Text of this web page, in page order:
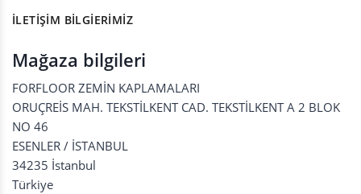
İLETIŞIM BILGIERIMIZ
Mağaza bilgileri
FORFLOOR ZEMİN KAPLAMALARI
ORUÇREİS MAH. TEKSTİLKENT CAD. TEKSTİLKENT A 2 BLOK
NO 46
ESENLER / İSTANBUL
34235 İstanbul
Türkiye